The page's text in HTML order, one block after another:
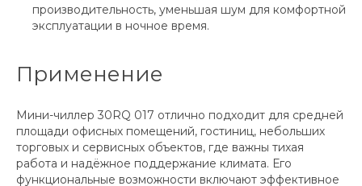
производительность, уменьшая шум для комфортной
эксплуатации в ночное время.
Применение
Мини-чиллер 30RQ 017 отлично подходит для средней
площади офисных помещений, гостиниц, небольших
торговых и сервисных объектов, где важны тихая
работа и надёжное поддержание климата. Его
функциональные возможности включают эффективное